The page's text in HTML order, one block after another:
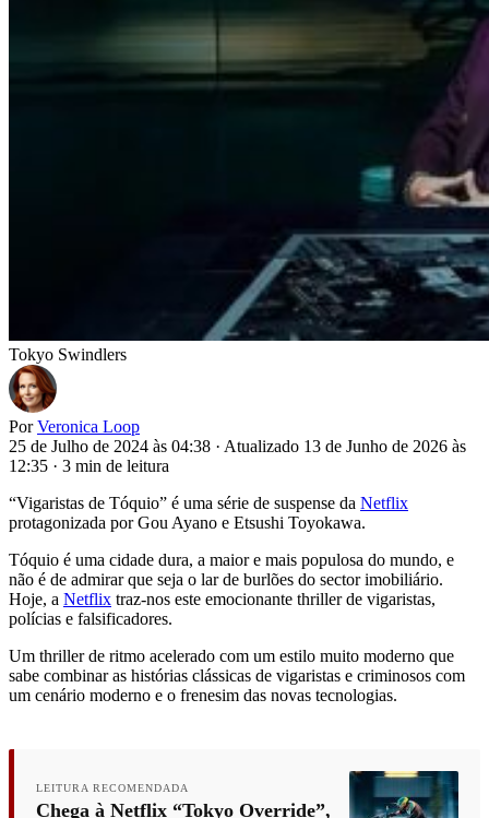
Tokyo Swindlers
Por Veronica Loop
25 de Julho de 2024 às 04:38 · Atualizado 13 de Junho de 2026 às
12:35 · 3 min de leitura
“Vigaristas de Tóquio” é uma série de suspense da Netflix
protagonizada por Gou Ayano e Etsushi Toyokawa.
Tóquio é uma cidade dura, a maior e mais populosa do mundo, e
não é de admirar que seja o lar de burlões do sector imobiliário.
Hoje, a Netflix traz-nos este emocionante thriller de vigaristas,
polícias e falsificadores.
Um thriller de ritmo acelerado com um estilo muito moderno que
sabe combinar as histórias clássicas de vigaristas e criminosos com
um cenário moderno e o frenesim das novas tecnologias.
LEITURA RECOMENDADA
Chega à Netflix “Tokyo Override”,